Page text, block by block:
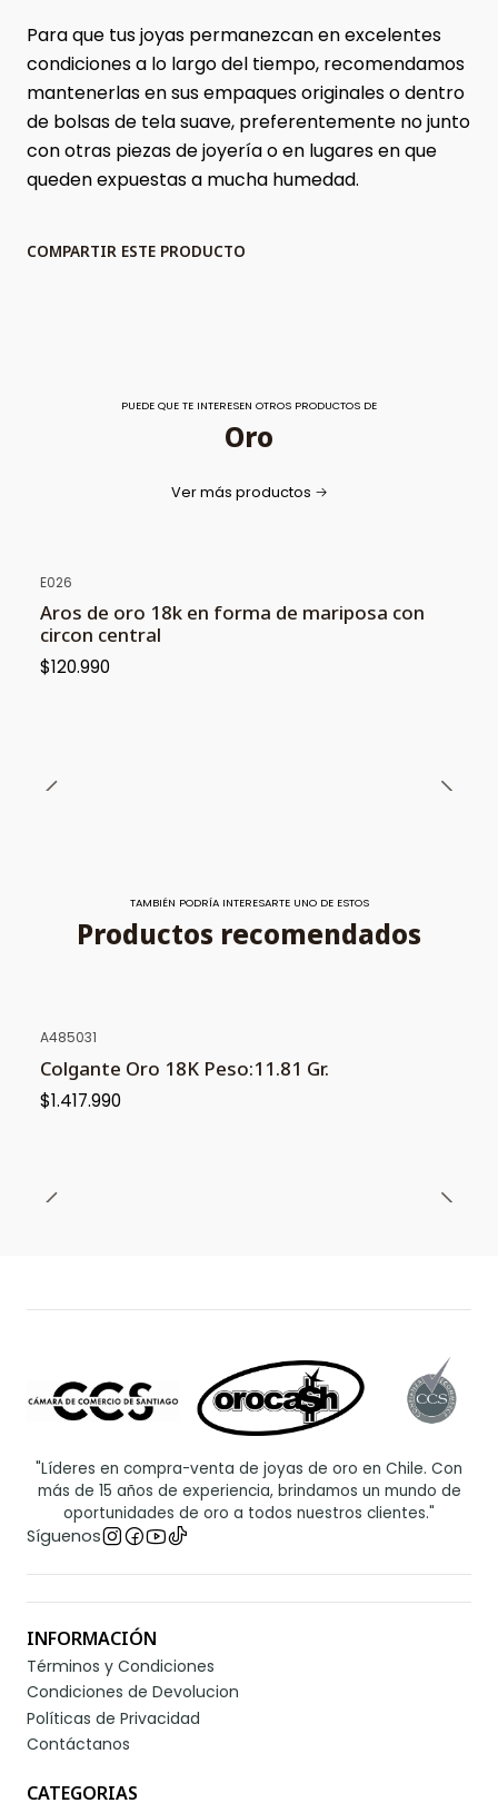
Para que tus joyas permanezcan en excelentes
condiciones a lo largo del tiempo, recomendamos
mantenerlas en sus empaques originales o dentro
de bolsas de tela suave, preferentemente no junto
con otras piezas de joyería o en lugares en que
queden expuestas a mucha humedad.
COMPARTIR ESTE PRODUCTO
PUEDE QUE TE INTERESEN OTROS PRODUCTOS DE
Oro
Ver más productos
E026
Aros de oro 18k en forma de mariposa con
circon central
$120.990
TAMBIÉN PODRÍA INTERESARTE UNO DE ESTOS
Productos recomendados
A485031
Colgante Oro 18K Peso:11.81 Gr.
$1.417.990
"Líderes en compra-venta de joyas de oro en Chile. Con
más de 15 años de experiencia, brindamos un mundo de
oportunidades de oro a todos nuestros clientes."
Síguenos
INFORMACIÓN
Términos y Condiciones
Condiciones de Devolucion
Políticas de Privacidad
Contáctanos
CATEGORIAS